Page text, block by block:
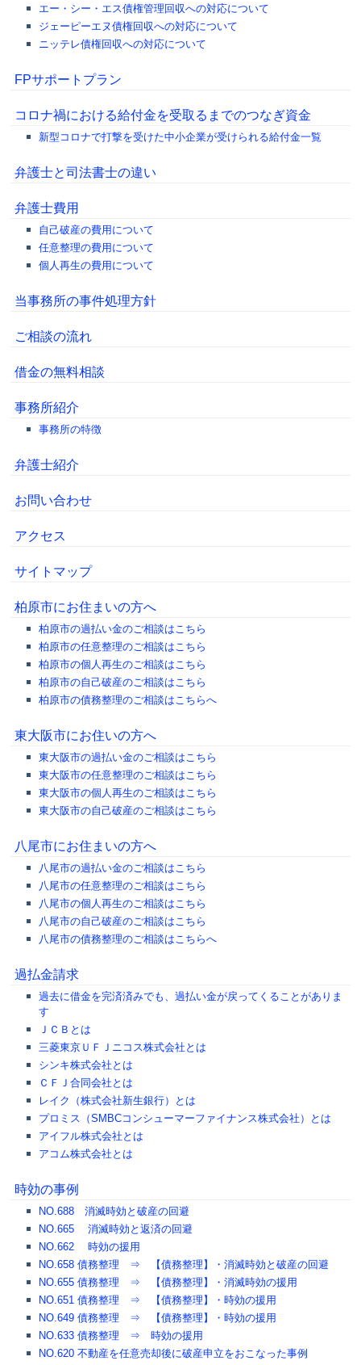
エー・シー・エス債権管理回収への対応について
ジェーピーエヌ債権回収への対応について
ニッテレ債権回収への対応について
FPサポートプラン
コロナ禍における給付金を受取るまでのつなぎ資金
新型コロナで打撃を受けた中小企業が受けられる給付金一覧
弁護士と司法書士の違い
弁護士費用
自己破産の費用について
任意整理の費用について
個人再生の費用について
当事務所の事件処理方針
ご相談の流れ
借金の無料相談
事務所紹介
事務所の特徴
弁護士紹介
お問い合わせ
アクセス
サイトマップ
柏原市にお住まいの方へ
柏原市の過払い金のご相談はこちら
柏原市の任意整理のご相談はこちら
柏原市の個人再生のご相談はこちら
柏原市の自己破産のご相談はこちら
柏原市の債務整理のご相談はこちらへ
東大阪市にお住いの方へ
東大阪市の過払い金のご相談はこちら
東大阪市の任意整理のご相談はこちら
東大阪市の個人再生のご相談はこちら
東大阪市の自己破産のご相談はこちら
八尾市にお住まいの方へ
八尾市の過払い金のご相談はこちら
八尾市の任意整理のご相談はこちら
八尾市の個人再生のご相談はこちら
八尾市の自己破産のご相談はこちら
八尾市の債務整理のご相談はこちらへ
過払金請求
過去に借金を完済済みでも、過払い金が戻ってくることがありま
す
ＪＣＢとは
三菱東京ＵＦＪニコス株式会社とは
シンキ株式会社とは
ＣＦＪ合同会社とは
レイク（株式会社新生銀行）とは
プロミス（SMBCコンシューマーファイナンス株式会社）とは
アイフル株式会社とは
アコム株式会社とは
時効の事例
NO.688 消滅時効と破産の回避
NO.665 消滅時効と返済の回避
NO.662 時効の援用
NO.658 債務整理 ⇒ 【債務整理】・消滅時効と破産の回避
NO.655 債務整理 ⇒ 【債務整理】・消滅時効の援用
NO.651 債務整理 ⇒ 【債務整理】・時効の援用
NO.649 債務整理 ⇒ 【債務整理】・時効の援用
NO.633 債務整理 ⇒ 時効の援用
NO.620 不動産を任意売却後に破産申立をおこなった事例